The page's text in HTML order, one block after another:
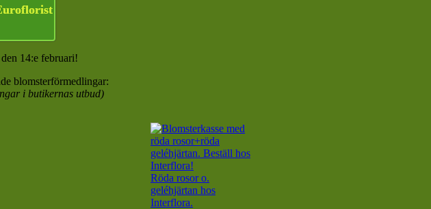
14:e februari!
blomsterförmedlingar:
i butikernas utbud)
Röda rosor o.
geléhjärtan hos
Interflora.